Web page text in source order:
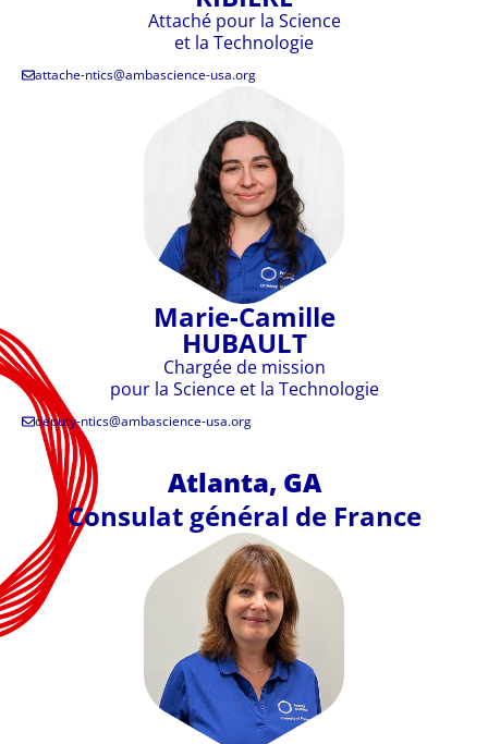
Attaché pour la Science
et la Technologie
attache-ntics@ambascience-usa.org
Marie-Camille
HUBAULT
Chargée de mission
pour la Science et la Technologie
deputy-ntics@ambascience-usa.org
Atlanta, GA
Consulat général de France